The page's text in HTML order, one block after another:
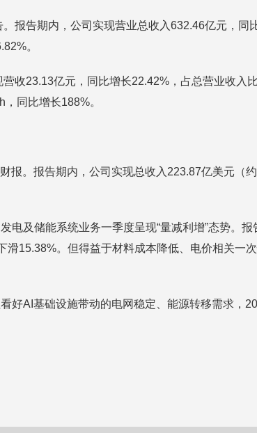
报告期内，公司实现营业总收入632.46亿元，
。
收23.13亿元，同比增长22.42%，占总营业收入
同比增长188%。
报。报告期内，公司实现总收入223.87亿美元
电及储能系统业务一季度呈现“量减利增”态势
滑15.38%。但得益于材料成本降低、电价相关
好AI基础设施带动的电网稳定、能源转移需求，